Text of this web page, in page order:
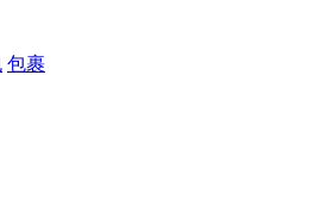
包裹